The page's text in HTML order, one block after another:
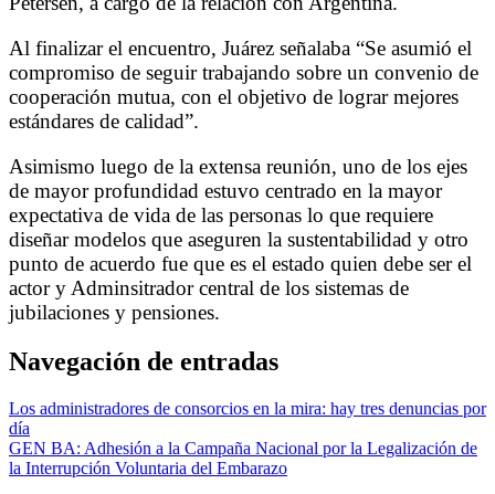
Al finalizar el encuentro, Juárez señalaba “Se asumió el
compromiso de seguir trabajando sobre un convenio de
cooperación mutua, con el objetivo de lograr mejores
estándares de calidad”.
Asimismo luego de la extensa reunión, uno de los ejes
de mayor profundidad estuvo centrado en la mayor
expectativa de vida de las personas lo que requiere
diseñar modelos que aseguren la sustentabilidad y otro
punto de acuerdo fue que es el estado quien debe ser el
actor y Adminsitrador central de los sistemas de
jubilaciones y pensiones.
Navegación de entradas
Los administradores de consorcios en la mira: hay tres denuncias por
día
GEN BA: Adhesión a la Campaña Nacional por la Legalización de
la Interrupción Voluntaria del Embarazo